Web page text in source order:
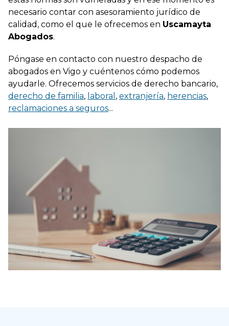
necesario contar con asesoramiento jurídico de
calidad, como el que le ofrecemos en Uscamayta
Abogados.
Póngase en contacto con nuestro despacho de
abogados en Vigo y cuéntenos cómo podemos
ayudarle. Ofrecemos servicios de derecho bancario,
derecho de familia, laboral , extranjería, herencias,
reclamaciones a seguros...